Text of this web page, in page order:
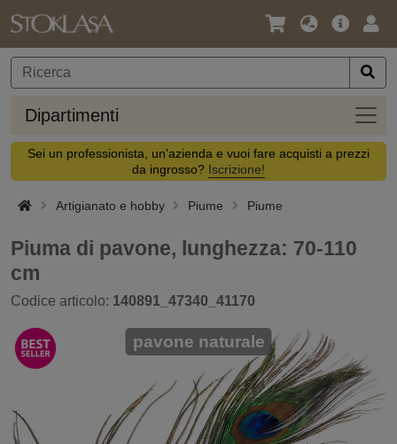
Lingua
Valuta
Offerta
Dipartimenti
Sei un professionista, un'azienda e vuoi fare acquisti a prezzi
da ingrosso? Iscrizione!
Artigianato e hobby Piume Piume
Piuma di pavone, lunghezza: 70-110
cm
Codice articolo: 140891_47340_41170
pavone naturale